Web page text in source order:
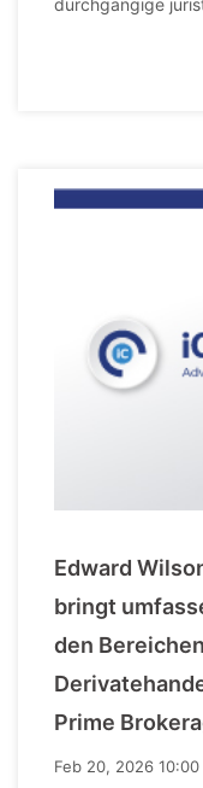
durchgangige
Edward
bringt
den
Prime
Feb 20, 2026 10:00